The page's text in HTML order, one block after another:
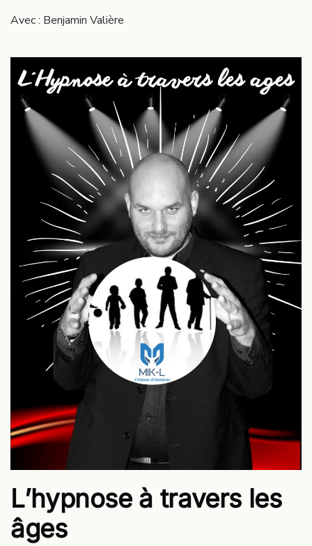
Avec : Benjamin Valière
L’hypnose à travers les
âges